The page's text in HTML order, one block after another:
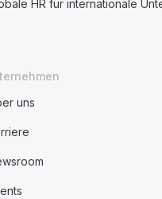
HR für internationale
uns